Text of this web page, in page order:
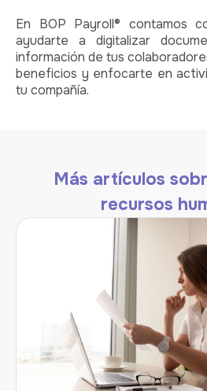
En BOP Payroll® contamos
ayudarte a digitalizar
información de tus
beneficios y enfocarte en
tu compañía.
Más artículos
recursos